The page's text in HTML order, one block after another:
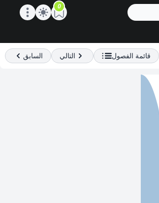
Open main menu
0
Previous
السابق التالي
Next
قائمة الفصول